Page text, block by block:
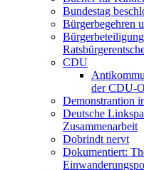
Bundestag
Bürgerbegehren
CDU
der CDU-
Demonstrantion
Deutsche
Zusammenarbeit
Dobrindt nervt
Dokumentiert: